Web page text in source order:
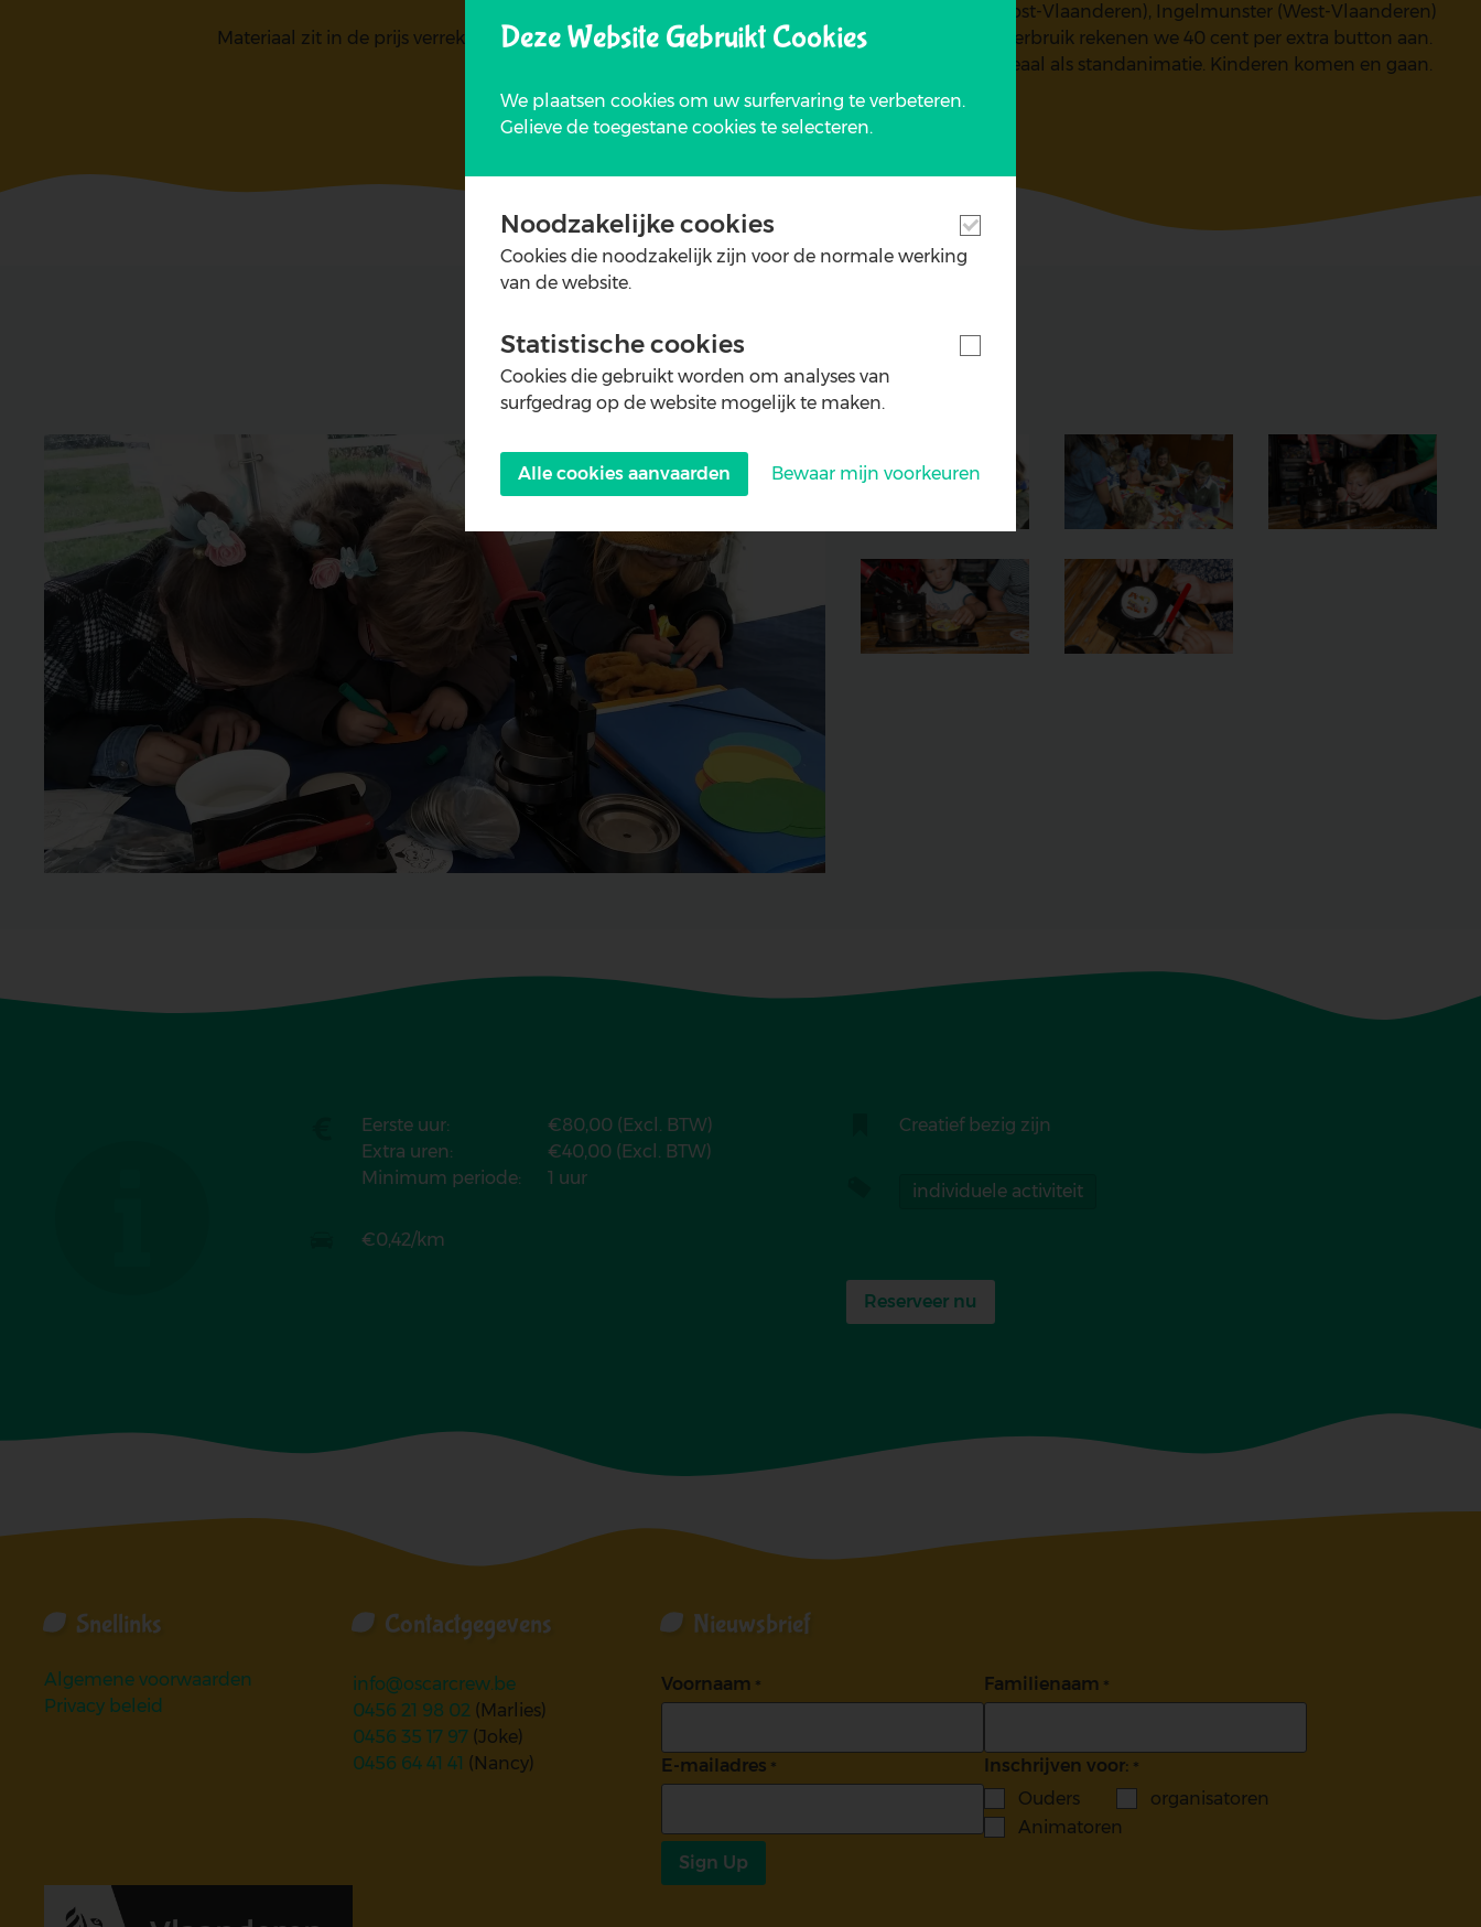
Afhaalpunt: Daknam (Oost-Vlaanderen), Ingelmunster (West-Vlaanderen)
Materiaal zit in de prijs verrekend, We rekenen op 30 buttons per uur per animator. Bij meer verbruik rekenen we 40 cent per extra button aan.
Dit is ideaal als standanimatie. Kinderen komen en gaan.
Geniet Maar Mee! :)
Eerste uur:
€80,00 (Excl. BTW)
Extra uren:
€40,00 (Excl. BTW)
Minimum periode:
1 uur
Kilometer
€0,42/km
Categorie
Creatief bezig zijn
Tags
individuele activiteit
Reserveer nu
Snellinks
Algemene voorwaarden
Privacy beleid
Contactgegevens
info@oscarcrew.be
0456 21 98 02 (Marlies)
0456 35 17 97 (Joke)
0456 64 41 41 (Nancy)
Nieuwsbrief
Voornaam Familienaam
E-mailadres
Inschrijven voor:
Ouders
organisatoren
Animatoren
Sign Up
Deze Website Gebruikt Cookies
We plaatsen cookies om uw surfervaring te verbeteren.
Gelieve de toegestane cookies te selecteren.
Noodzakelijke cookies
Cookies die noodzakelijk zijn voor de normale werking
van de website.
Statistische cookies
Cookies die gebruikt worden om analyses van
surfgedrag op de website mogelijk te maken.
Alle cookies aanvaarden Bewaar mijn voorkeuren
consent